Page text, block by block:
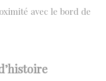
avec le bord de